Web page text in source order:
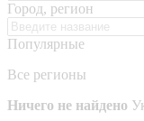
Город, регион
Популярные
Все регионы
Ничего не найдено